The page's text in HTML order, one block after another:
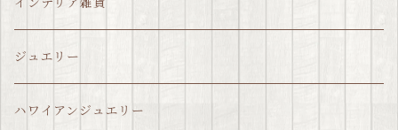
ジュエリー
ハワイアンジュエリー